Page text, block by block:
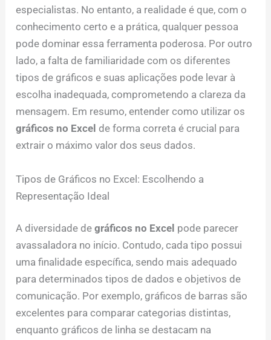
especialistas. No entanto, a realidade é que, com o
conhecimento certo e a prática, qualquer pessoa
pode dominar essa ferramenta poderosa. Por outro
lado, a falta de familiaridade com os diferentes
tipos de gráficos e suas aplicações pode levar à
escolha inadequada, comprometendo a clareza da
mensagem. Em resumo, entender como utilizar os
gráficos no Excel de forma correta é crucial para
extrair o máximo valor dos seus dados.
Tipos de Gráficos no Excel: Escolhendo a
Representação Ideal
A diversidade degráficos no Excel pode parecer
avassaladora no início. Contudo, cada tipo possui
uma finalidade específica, sendo mais adequado
para determinados tipos de dados e objetivos de
comunicação. Por exemplo, gráficos de barras são
excelentes para comparar categorias distintas,
enquanto gráficos de linha se destacam na